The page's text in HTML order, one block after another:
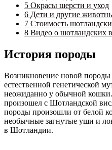
5 Окрасы шерсти и уход
6 Дети и другие
7 Стоимость
8 Видео о шотландских
История породы
Возникновение новой породы
естественной генетической
неожиданно у обычной
произошел с Шотландской
породы произошли от белой
необычные загнутые уши и
в Шотландии.